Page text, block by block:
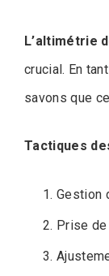
L’altimétrie
crucial. En
savons que
Tactiques
Gestion
Prise